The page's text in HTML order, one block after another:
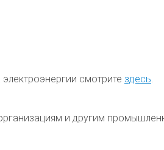
смотрите здесь
и другим